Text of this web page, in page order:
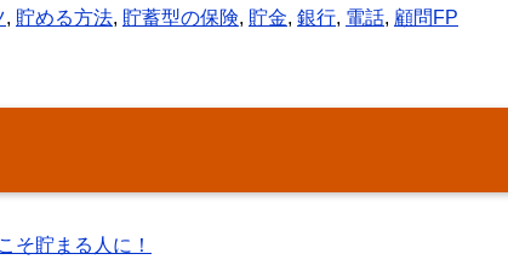
, 貯める方法, 貯蓄型の保険, 貯金, 銀行, 電話, 顧問FP
そ貯まる人に！